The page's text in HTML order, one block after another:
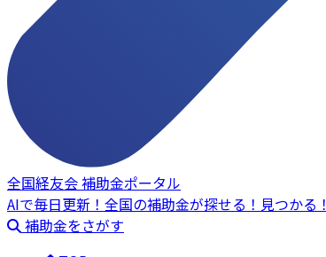
全国経友会 補助金ポータル
AIで毎日更新！全国の補助金が探せる！見つかる！
補助金をさがす